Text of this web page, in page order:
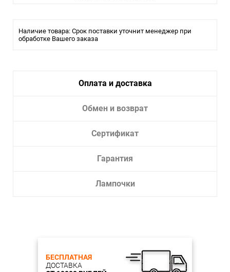
Наличие товара: Срок поставки уточнит менеджер при
обработке Вашего заказа
Оплата и доставка
Обмен и возврат
Сертификат
Гарантия
Лампочки
БЕСПЛАТНАЯ
ДОСТАВКА